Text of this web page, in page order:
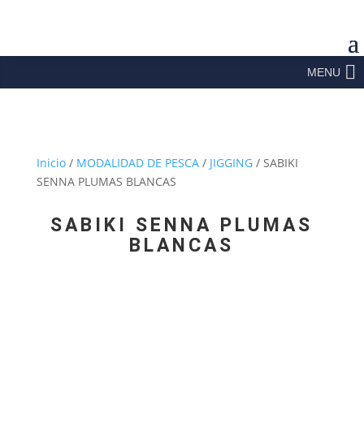
MENU
Inicio/ MODALIDAD DE PESCA/ JIGGING/ SABIKI
SENNA PLUMAS BLANCAS
SABIKI SENNA PLUMAS
BLANCAS